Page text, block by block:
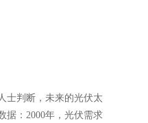
士判断，未来的光伏太
据：2000年，光伏需求